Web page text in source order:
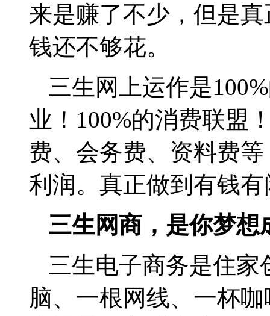
来是赚了不少，但是
钱还不够花。
三生网上运作是100%
业！ 100%的消费联盟
费、会务费、资料费
利润。真正做到有钱
三生网商，是你梦想
三生电子商务是住
脑、一根网线、一杯